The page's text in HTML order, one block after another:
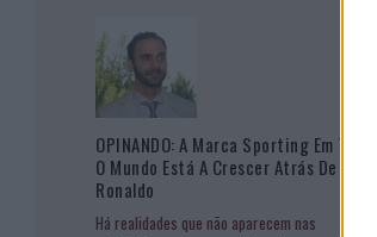
OPINANDO: A Marca Sporting Em Todo
O Mundo Está A Crescer Atrás De
Ronaldo
Há realidades que não aparecem nas